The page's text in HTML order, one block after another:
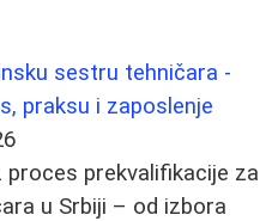
sestru tehničara -
praksu i zaposlenje
prekvalifikacije za
u Srbiji – od izbora